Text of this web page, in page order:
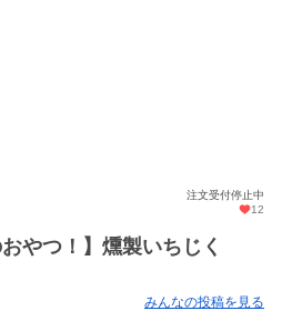
注文受付停止中
12
やつ！】燻製いちじく
みんなの投稿を見る